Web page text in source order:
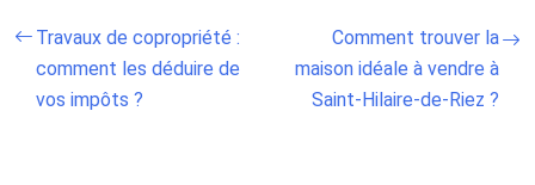
Travaux de copropriété :
comment les déduire de
vos impôts ?
Comment trouver la
maison idéale à vendre à
Saint-Hilaire-de-Riez ?